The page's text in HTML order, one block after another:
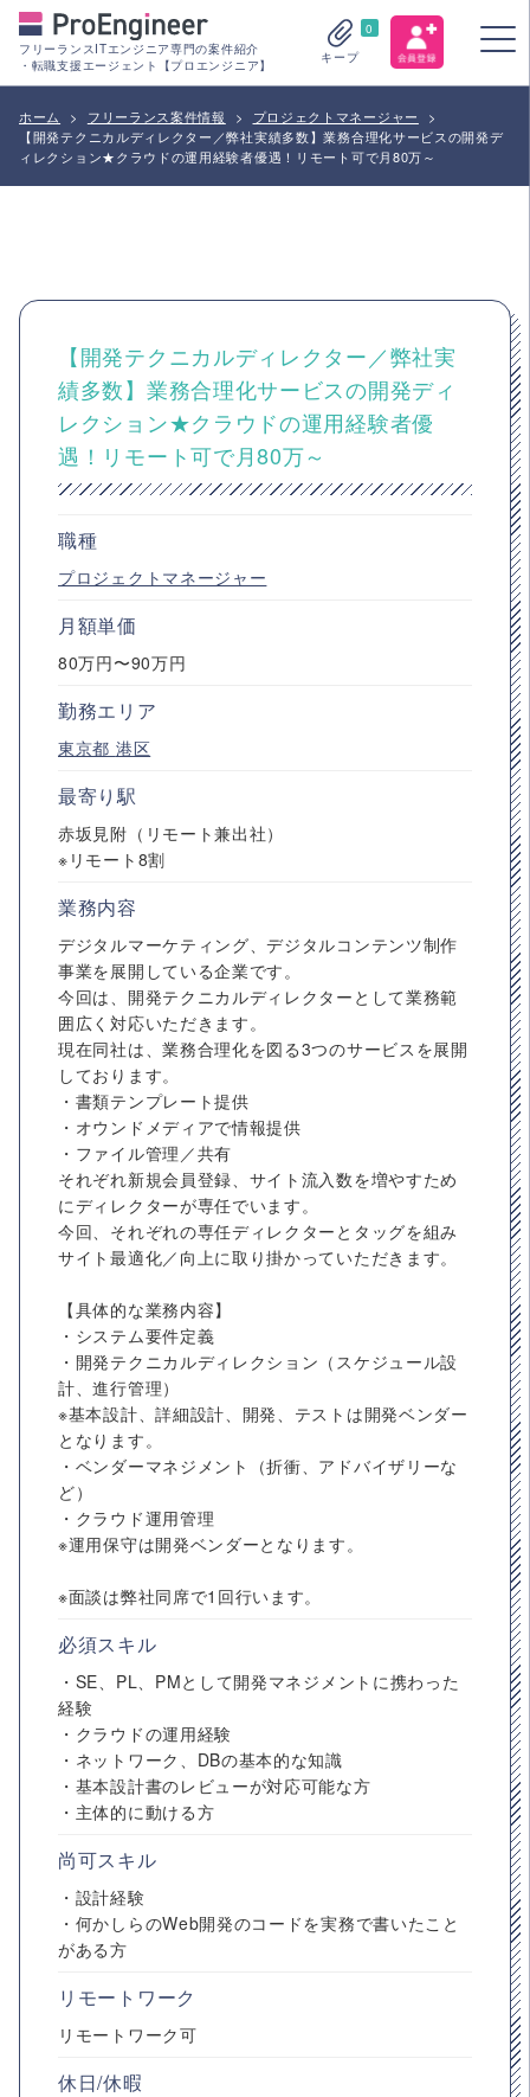
フリーランスITエンジニア専門の案件紹介
・転職支援エージェント【プロエンジニア】
0
キープ
ホーム > フリーランス案件情報 > プロジェクトマネージャー
>
【開発テクニカルディレクター／弊社実績多数】業務合理化サービスの開発デ
ィレクション★クラウドの運用経験者優遇！リモート可で月80万～
【開発テクニカルディレクター／弊社実
績多数】業務合理化サービスの開発ディ
レクション★クラウドの運用経験者優
遇！リモート可で月80万～
職種
プロジェクトマネージャー
月額単価
80万円〜90万円
勤務エリア
東京都 港区
最寄り駅
赤坂見附（リモート兼出社）
※リモート8割
業務内容
デジタルマーケティング、デジタルコンテンツ制作
事業を展開している企業です。
今回は、開発テクニカルディレクターとして業務範
囲広く対応いただきます。
現在同社は、業務合理化を図る3つのサービスを展開
しております。
・書類テンプレート提供
・オウンドメディアで情報提供
・ファイル管理／共有
それぞれ新規会員登録、サイト流入数を増やすため
にディレクターが専任でいます。
今回、それぞれの専任ディレクターとタッグを組み
サイト最適化／向上に取り掛かっていただきます。
【具体的な業務内容】
・システム要件定義
・開発テクニカルディレクション（スケジュール設
計、進行管理）
※基本設計、詳細設計、開発、テストは開発ベンダー
となります。
・ベンダーマネジメント（折衝、アドバイザリーな
ど）
・クラウド運用管理
※運用保守は開発ベンダーとなります。
※面談は弊社同席で1回行います。
必須スキル
・SE、PL、PMとして開発マネジメントに携わった
経験
・クラウドの運用経験
・ネットワーク、DBの基本的な知識
・基本設計書のレビューが対応可能な方
・主体的に動ける方
尚可スキル
・設計経験
・何かしらのWeb開発のコードを実務で書いたこと
がある方
リモートワーク
リモートワーク可
休日/休暇